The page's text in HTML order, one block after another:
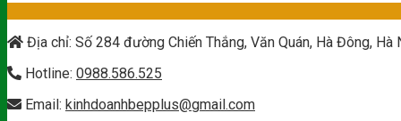
Địa chỉ: Số 284 đường Chiến Thắng, Văn Quán, Hà Đông, Hà
Hotline: 0988.586.525
Email: kinhdoanhbepplus@gmail.com